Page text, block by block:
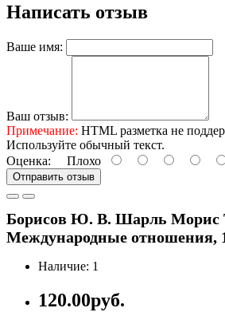
Написать отзыв
Ваше имя:
Ваш отзыв:
Примечание: HTML разметка не
Используйте обычный текст.
Оценка: Плохо
Отправить отзыв
Борисов Ю. В. Шарль Морис
Международные отношения,
Наличие: 1
120.00руб.